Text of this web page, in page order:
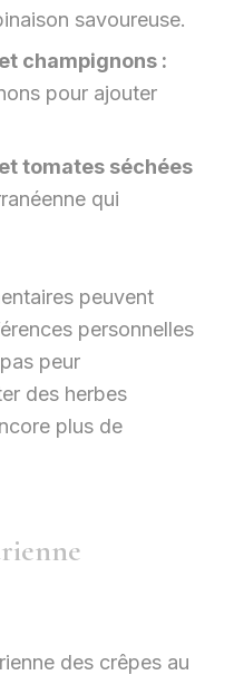
savoureuse.
champignons :
pour ajouter
tomates séchées
qui
peuvent
personnelles
peur
des herbes
plus de
des crêpes au